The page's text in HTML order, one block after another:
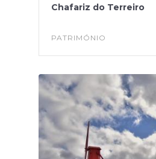
Chafariz do Terreiro
PATRIMÓNIO